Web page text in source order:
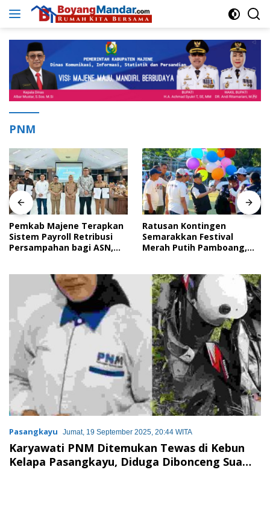
Langsung
PNM
Pemkab Majene Terapkan
Sistem Payroll Retribusi
Persampahan bagi ASN,
Ratusan Kontingen
Semarakkan Festival
Merah Putih Pamboang,
Tanah Air
Pasangkayu Jumat, 19 September 2025, 20:44 WITA
Karyawati PNM Ditemukan Tewas di Kebun
Kelapa Pasangkayu, Diduga Dibonceng Suami